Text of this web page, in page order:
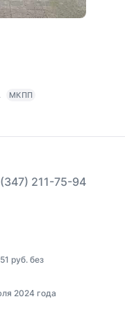
МКПП
211-75-94
руб. без
2024 года